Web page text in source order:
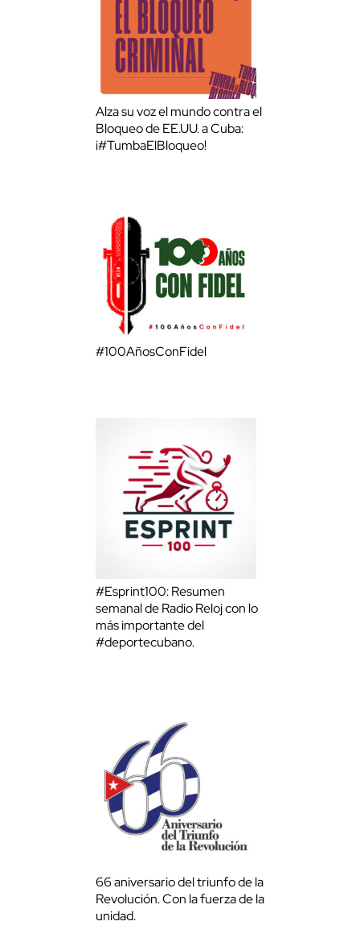
Alza su voz el mundo contra el
Bloqueo de EE.UU. a Cuba:
¡#TumbaElBloqueo!
#100AñosConFidel
#Esprint100: Resumen
semanal de Radio Reloj con lo
más importante del
#deportecubano.
66 aniversario del triunfo de la
Revolución. Con la fuerza de la
unidad.